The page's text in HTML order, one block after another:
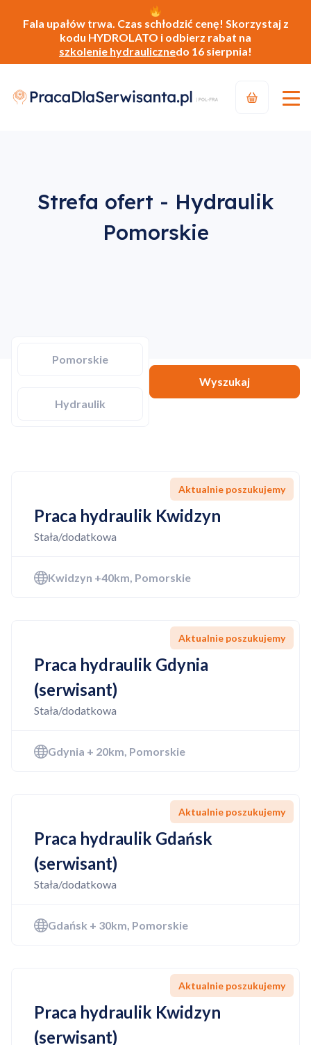
Fala upałów trwa. Czas schłodzić cenę! Skorzystaj z
kodu HYDROLATO i odbierz rabat na
szkolenie hydraulicznedo 16 sierpnia!
Strefa ofert - Hydraulik
Pomorskie
Pomorskie
Hydraulik
Wyszukaj
Aktualnie poszukujemy
Praca hydraulik Kwidzyn
Stała/dodatkowa
Kwidzyn +40km, Pomorskie
Aktualnie poszukujemy
Praca hydraulik Gdynia
(serwisant)
Stała/dodatkowa
Gdynia + 20km, Pomorskie
Aktualnie poszukujemy
Praca hydraulik Gdańsk
(serwisant)
Stała/dodatkowa
Gdańsk + 30km, Pomorskie
Aktualnie poszukujemy
Praca hydraulik Kwidzyn
(serwisant)